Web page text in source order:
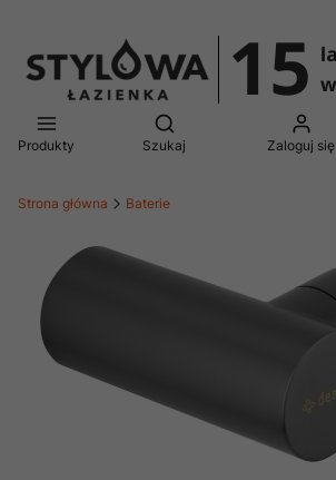
Produkty
Otwórz wyszukiwarkę
Szukaj Zaloguj się
Strona główna Baterie